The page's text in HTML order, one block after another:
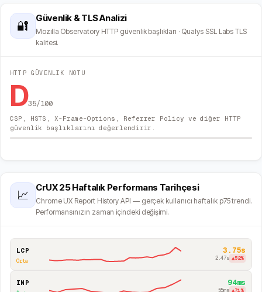
🔐
Güvenlik & TLS Analizi
Mozilla Observatory HTTP güvenlik başlıkları · Qualys SSL Labs TLS
kalitesi.
HTTP GÜVENLIK NOTU
D35/100
CSP, HSTS, X-Frame-Options, Referrer Policy ve diğer HTTP
güvenlik başlıklarını değerlendirir.
📈
CrUX 25 Haftalık Performans Tarihçesi
Chrome UX Report History API — gerçek kullanıcı haftalık p75 trendi.
Performansınızın zaman içindeki değişimi.
LCP
Orta
3.75s
2.47s ▲52%
INP 94ms
55ms ▲71%